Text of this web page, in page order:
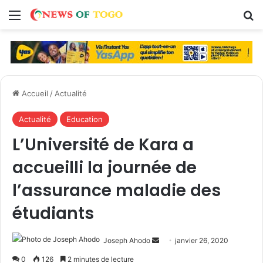
Menu
Accueil / Actualité
Actualité Education
L’Université de Kara a
accueilli la journée de
l’assurance maladie des
étudiants
Joseph Ahodo janvier 26, 2020
0 126 2 minutes de lecture